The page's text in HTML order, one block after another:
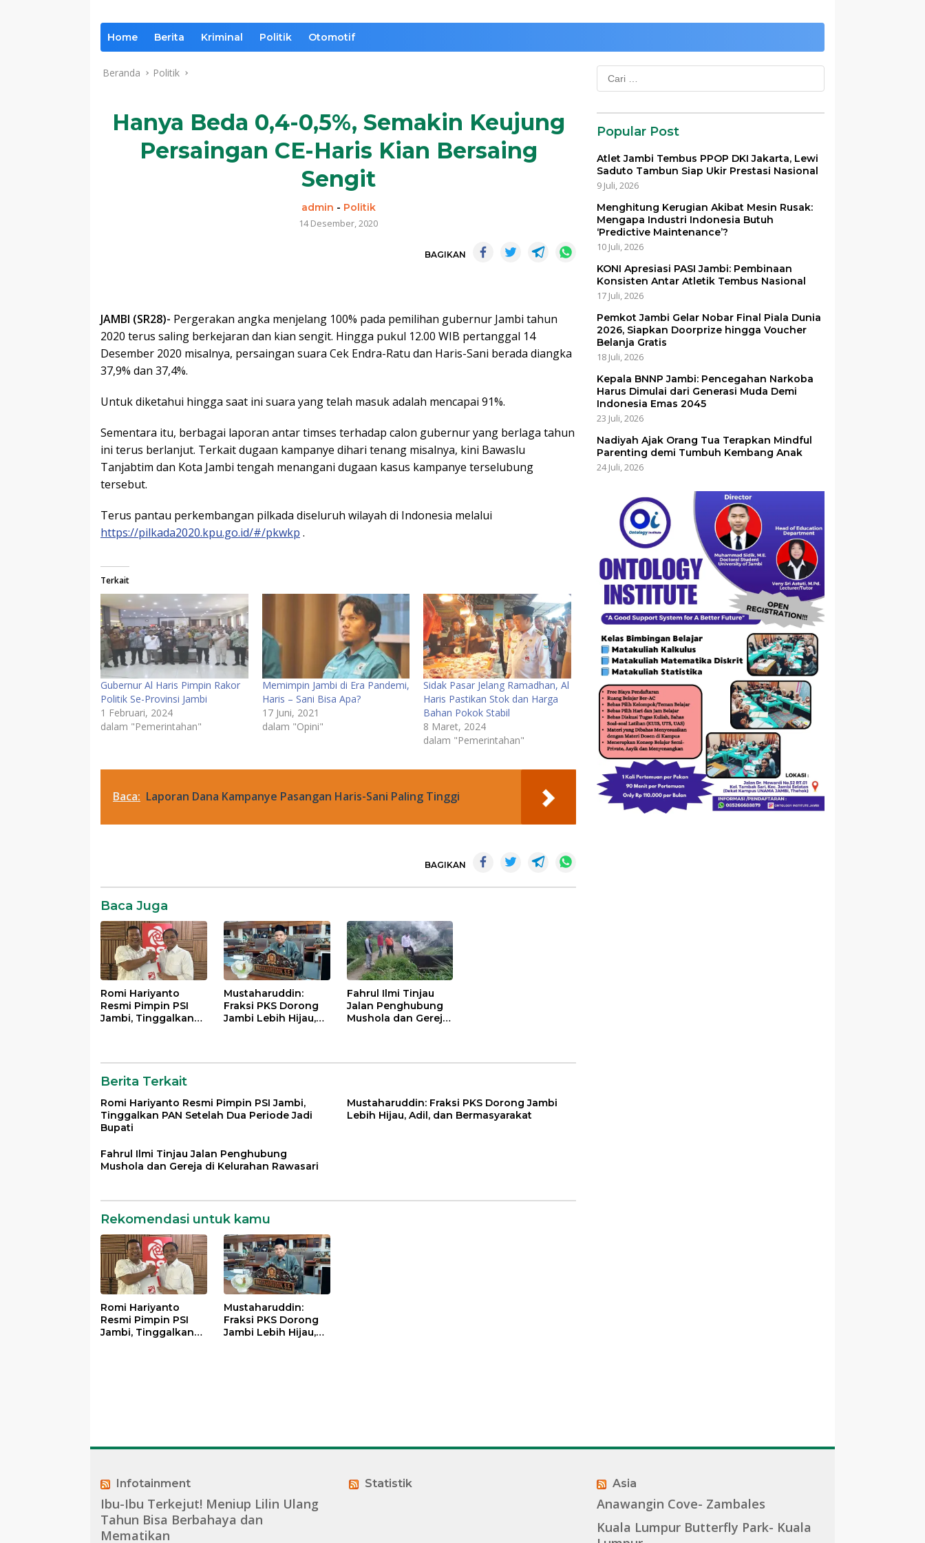
Home Berita Kriminal Politik Otomotif
Beranda Politik
Hanya Beda 0,4-0,5%, Semakin Keujung
Persaingan CE-Haris Kian Bersaing
Sengit
admin - Politik
14 Desember, 2020
BAGIKAN
JAMBI (SR28)- Pergerakan angka menjelang 100% pada pemilihan gubernur Jambi tahun
2020 terus saling berkejaran dan kian sengit. Hingga pukul 12.00 WIB pertanggal 14
Desember 2020 misalnya, persaingan suara Cek Endra-Ratu dan Haris-Sani berada diangka
37,9% dan 37,4%.
Untuk diketahui hingga saat ini suara yang telah masuk adalah mencapai 91%.
Sementara itu, berbagai laporan antar timses terhadap calon gubernur yang berlaga tahun
ini terus berlanjut. Terkait dugaan kampanye dihari tenang misalnya, kini Bawaslu
Tanjabtim dan Kota Jambi tengah menangani dugaan kasus kampanye terselubung
tersebut.
Terus pantau perkembangan pilkada diseluruh wilayah di Indonesia melalui
https://pilkada2020.kpu.go.id/#/pkwkp .
Terkait
Gubernur Al Haris Pimpin Rakor
Politik Se-Provinsi Jambi
1 Februari, 2024
dalam "Pemerintahan"
Memimpin Jambi di Era Pandemi,
Haris – Sani Bisa Apa?
17 Juni, 2021
dalam "Opini"
Sidak Pasar Jelang Ramadhan, Al
Haris Pastikan Stok dan Harga
Bahan Pokok Stabil
8 Maret, 2024
dalam "Pemerintahan"
Baca: Laporan Dana Kampanye Pasangan Haris-Sani Paling Tinggi
Komentar
BAGIKAN
Baca Juga
Romi Hariyanto
Resmi Pimpin PSI
Jambi, Tinggalkan
Mustaharuddin:
Fraksi PKS Dorong
Jambi Lebih Hijau,
Fahrul Ilmi Tinjau
Jalan Penghubung
Mushola dan Gereja
Berita Terkait
Romi Hariyanto Resmi Pimpin PSI Jambi,
Tinggalkan PAN Setelah Dua Periode Jadi
Bupati
Mustaharuddin: Fraksi PKS Dorong Jambi
Lebih Hijau, Adil, dan Bermasyarakat
Fahrul Ilmi Tinjau Jalan Penghubung
Mushola dan Gereja di Kelurahan Rawasari
Rekomendasi untuk kamu
Romi Hariyanto
Resmi Pimpin PSI
Jambi, Tinggalkan
Mustaharuddin:
Fraksi PKS Dorong
Jambi Lebih Hijau,
Cari
untuk:
Popular Post
Atlet Jambi Tembus PPOP DKI Jakarta, Lewi
Saduto Tambun Siap Ukir Prestasi Nasional
9 Juli, 2026
Menghitung Kerugian Akibat Mesin Rusak:
Mengapa Industri Indonesia Butuh
‘Predictive Maintenance’?
10 Juli, 2026
KONI Apresiasi PASI Jambi: Pembinaan
Konsisten Antar Atletik Tembus Nasional
17 Juli, 2026
Pemkot Jambi Gelar Nobar Final Piala Dunia
2026, Siapkan Doorprize hingga Voucher
Belanja Gratis
18 Juli, 2026
Kepala BNNP Jambi: Pencegahan Narkoba
Harus Dimulai dari Generasi Muda Demi
Indonesia Emas 2045
23 Juli, 2026
Nadiyah Ajak Orang Tua Terapkan Mindful
Parenting demi Tumbuh Kembang Anak
24 Juli, 2026
Infotainment
Ibu-Ibu Terkejut! Meniup Lilin Ulang
Tahun Bisa Berbahaya dan
Mematikan
Statistik Asia
Anawangin Cove- Zambales
Kuala Lumpur Butterfly Park- Kuala